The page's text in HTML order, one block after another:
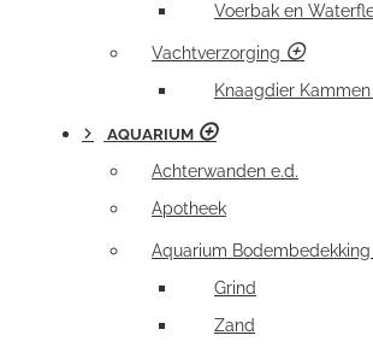
Voerbak en
Vachtverzorging
Knaagdier
AQUARIUM
Achterwanden e.d.
Apotheek
Aquarium Bodembedekking
Grind
Zand